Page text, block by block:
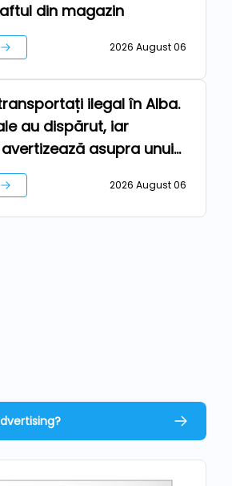
din magazin
2026 August 06
ilegal în Alba.
au dispărut, iar
asupra unui
major
2026 August 06